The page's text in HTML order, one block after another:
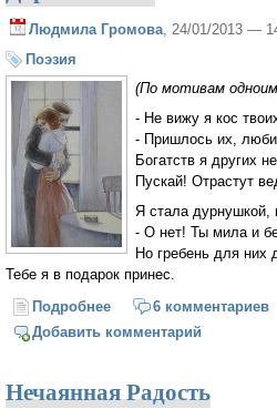
Людмила Громова , 24/01/2013 —
Поэзия
(По мотивам
- Не вижу я кос
- Пришлось их,
Богатств я других
Пускай! Отрастут
Я стала дурнушкой,
- О нет! Ты мила и
Но гребень для них
Тебе я в подарок принес.
Подробнее о Дары волхвов
6 комментариев
Добавить комментарий
Нечаянная Радость